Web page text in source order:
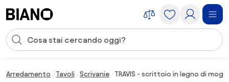
Input della ricerca
Arredamento Tavoli Scrivanie TRAVIS - scrittoio in legno di